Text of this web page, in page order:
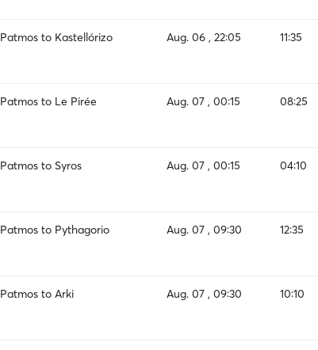
Patmos to Kastellórizo Aug. 06 , 22:05 11:35
Patmos to Le Pirée Aug. 07 , 00:15 08:25
Patmos to Syros Aug. 07 , 00:15 04:10
Patmos to Pythagorio Aug. 07 , 09:30 12:35
Patmos to Arki Aug. 07 , 09:30 10:10